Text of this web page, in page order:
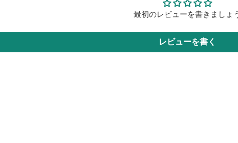
最初のレビューを書きましょ
レビューを書く